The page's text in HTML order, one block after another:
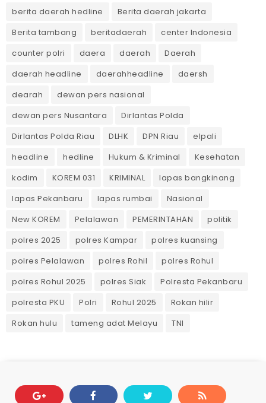
berita daerah hedline
Berita daerah jakarta
Berita tambang
beritadaerah
center Indonesia
counter polri
daera daerah
Daerah
daerah headline
daerahheadline
daersh
dearah
dewan pers nasional
dewan pers Nusantara
Dirlantas Polda
Dirlantas Polda Riau
DLHK DPN Riau
elpali
headline
hedline Hukum & Kriminal
Kesehatan
kodim
KOREM 031 KRIMINAL
lapas bangkinang
lapas Pekanbaru
lapas rumbai
Nasional
New KOREM
Pelalawan PEMERINTAHAN
politik
polres 2025
polres Kampar
polres kuansing
polres Pelalawan
polres Rohil
polres Rohul
polres Rohul 2025
polres Siak
Polresta Pekanbaru
polresta PKU
Polri Rohul 2025
Rokan hilir
Rokan hulu
tameng adat Melayu TNI